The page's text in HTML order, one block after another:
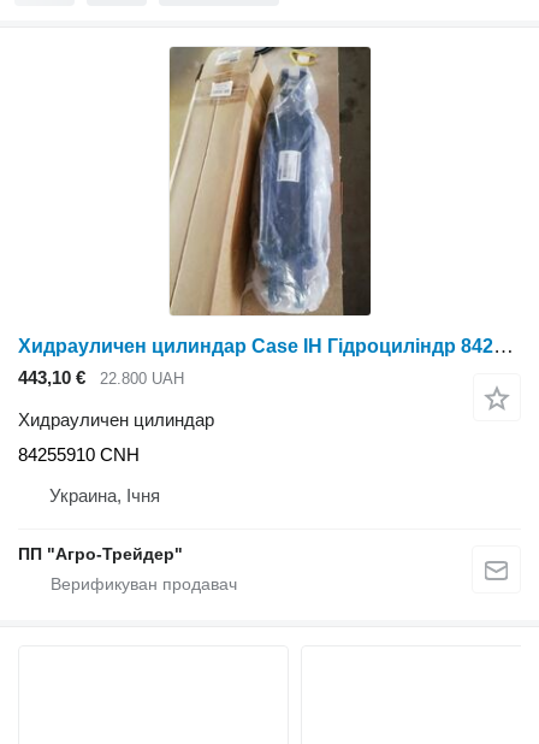
Хидрауличен цилиндар Case IH Гідроциліндр 84255910 CNH за комбајн за жито
443,10 € 22.800 UAH
Хидрауличен цилиндар
84255910 CNH
Украина, Ічня
ПП "Агро-Трейдер"